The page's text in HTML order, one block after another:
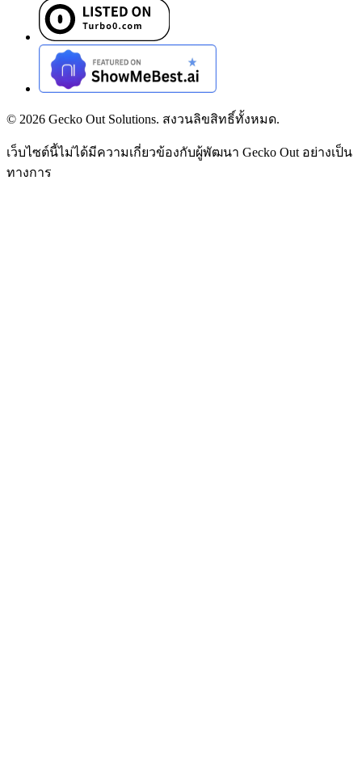
© 2026 Gecko Out Solutions. สงวนลิขสิทธิ์ทั้งหมด.
เว็บไซต์นี้ไม่ได้มีความเกี่ยวข้องกับผู้พัฒนา Gecko Out อย่างเป็น
ทางการ